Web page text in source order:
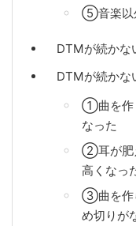
⑤音楽以
DTMが続かな
DTMが続かな
①曲を作
なった
②耳が肥
高くなっ
③曲を作
め切りが